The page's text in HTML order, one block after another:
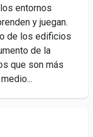
entornos
y juegan.
de los edificios
de la
que son más